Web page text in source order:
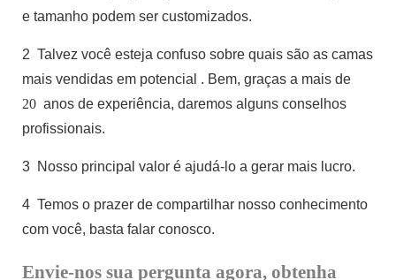
e tamanho podem ser customizados.
2 Talvez você esteja confuso sobre quais são as camas
mais vendidas em potencial . Bem, graças a mais de
20 anos de experiência, daremos alguns conselhos
profissionais.
3 Nosso principal valor é ajudá-lo a gerar mais lucro.
4 Temos o prazer de compartilhar nosso conhecimento
com você, basta falar conosco.
Envie-nos sua pergunta agora, obtenha